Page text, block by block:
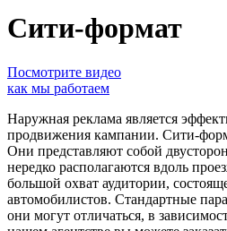
Сити-формат
Посмотрите видео
как мы работаем
Наружная реклама является
продвижения кампании. Сити-
Они представляют собой
нередко располагаются вдоль
большой охват аудитории,
автомобилистов. Стандартные
они могут отличаться, в